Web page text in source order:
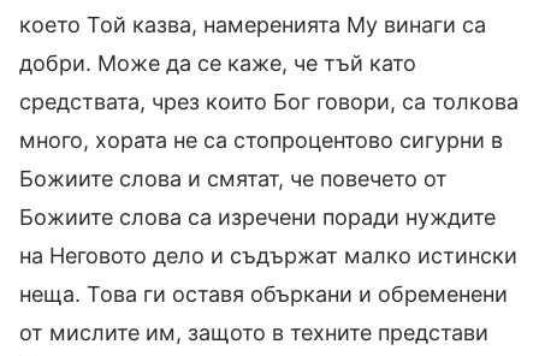
което Той казва, намеренията Му винаги са
добри. Може да се каже, че тъй като
средствата, чрез които Бог говори, са толкова
много, хората не са стопроцентово сигурни в
Божиите слова и смятат, че повечето от
Божиите слова са изречени поради нуждите
на Неговото дело и съдържат малко истински
неща. Това ги оставя объркани и обременени
от мислите им, защото в техните представи